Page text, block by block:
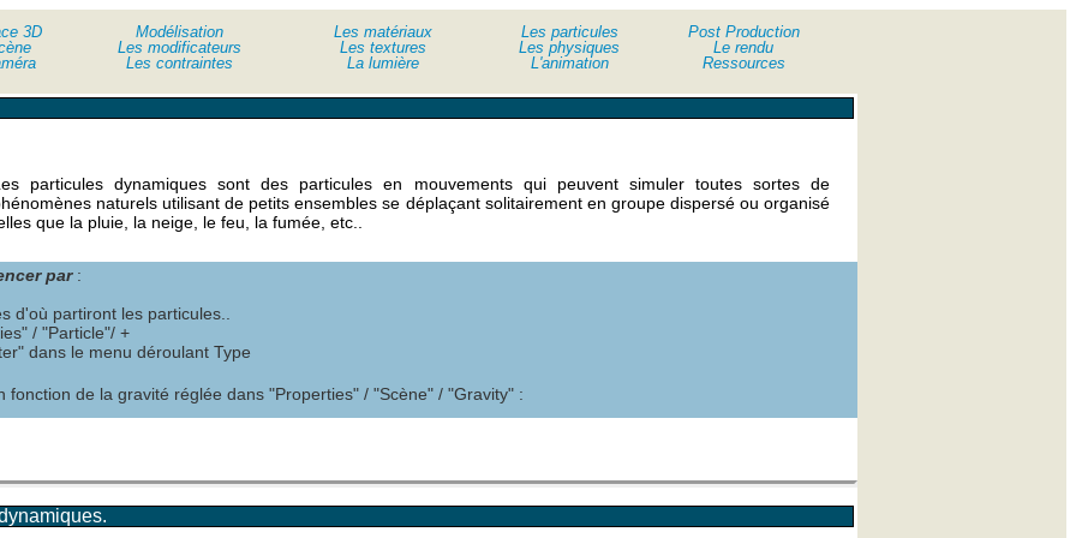
Les particules
Les physiques
L'animation
Post Production
Le rendu
Ressources
3D
Les matériaux
Les textures
La lumière
Modélisation
Les modificateurs
Les contraintes
particules dynamiques sont des particules en mouvements qui peuvent simuler toutes sortes de
naturels utilisant de petits ensembles se déplaçant solitairement en groupe dispersé ou organisé
que la pluie, la neige, le feu, la fumée, etc..
par :
d'où partiront les particules..
/ "Particle"/ +
dans le menu déroulant Type
de la gravité réglée dans "Properties" / "Scène" / "Gravity" :